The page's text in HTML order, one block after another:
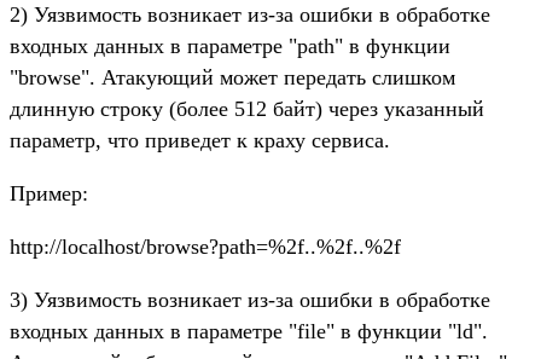
2) Уязвимость возникает из-за ошибки в обработке
входных данных в параметре "path" в функции
"browse". Атакующий может передать слишком
длинную строку (более 512 байт) через указанный
параметр, что приведет к краху сервиса.
Пример:
http://localhost/browse?path=%2f..%2f..%2f
3) Уязвимость возникает из-за ошибки в обработке
входных данных в параметре "file" в функции "ld".